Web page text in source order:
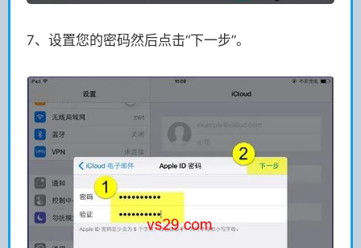
7、设置您的密码然后点击“下一步”。